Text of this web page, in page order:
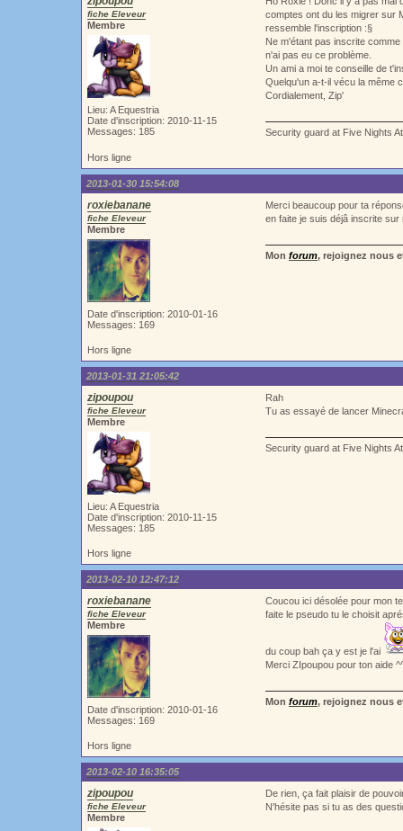
fiche Eleveur
Membre
Lieu: A Equestria
Date d'inscription: 2010-11-15
Messages: 185
comptes ont du les migrer sur
ressemble l'inscription :§
Ne m'étant pas inscrite
n'ai pas eu ce problème.
Un ami a moi te conseille de
Quelqu'un a-t-il vécu la même
Cordialement, Zip'
Security guard at Five Nights
Hors ligne
2013-01-30 15:54:08
roxiebanane
fiche Eleveur
Membre
Date d'inscription: 2010-01-16
Messages: 169
Merci beaucoup pour ta
en faite je suis déjâ inscrite
Mon forum, rejoignez nous
Hors ligne
2013-01-31 21:05:42
zipoupou
fiche Eleveur
Membre
Lieu: A Equestria
Date d'inscription: 2010-11-15
Messages: 185
Rah
Tu as essayé de lancer
Security guard at Five Nights
Hors ligne
2013-02-10 12:47:12
roxiebanane
fiche Eleveur
Membre
Date d'inscription: 2010-01-16
Messages: 169
Coucou ici désolée pour mon
faite le pseudo tu le choisit
du coup bah ça y est je l'ai
Merci ZIpoupou pour ton aide
Mon forum, rejoignez nous
Hors ligne
2013-02-10 16:35:05
zipoupou
fiche Eleveur
Membre
De rien, ça fait plaisir de
N'hésite pas si tu as des